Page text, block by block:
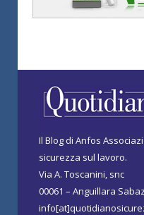
Il Blog di Anfos
sicurezza sul lavoro.
Via A. Toscanini, snc
00061 – Anguillara